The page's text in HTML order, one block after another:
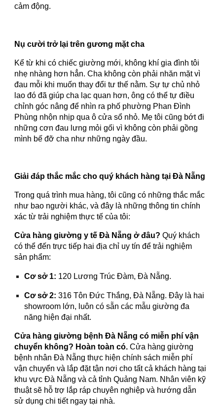
cảm động.
Nụ cười trở lại trên gương mặt cha
Kể từ khi có chiếc giường mới, không khí gia đình tôi
nhẹ nhàng hơn hẳn. Cha không còn phải nhăn mặt vì
đau mỗi khi muốn thay đổi tư thế nằm. Sự tự chủ nhỏ
lao đó đã giúp cha lạc quan hơn, ông có thể tự điều
chỉnh góc nâng để nhìn ra phố phường Phan Đình
Phùng nhộn nhịp qua ô cửa sổ nhỏ. Mẹ tôi cũng bớt đi
những cơn đau lưng mỏi gối vì không còn phải gồng
mình bế đỡ cha như những ngày đầu.
Giải đáp thắc mắc cho quý khách hàng tại Đà Nẵng
Trong quá trình mua hàng, tôi cũng có những thắc mắc
như bao người khác, và đây là những thông tin chính
xác từ trải nghiệm thực tế của tôi:
Cửa hàng giường y tế Đà Nẵng ở đâu? Quý khách
có thể đến trực tiếp hai địa chỉ uy tín để trải nghiệm
sản phẩm:
Cơ sở 1: 120 Lương Trúc Đàm, Đà Nẵng.
Cơ sở 2: 316 Tôn Đức Thắng, Đà Nẵng. Đây là hai
showroom lớn, luôn có sẵn các mẫu giường đa
năng hiện đại nhất.
Cửa hàng giường bệnh Đà Nẵng có miễn phí vận
chuyển không? Hoàn toàn có. Cửa hàng giường
bệnh nhân Đà Nẵng thực hiện chính sách miễn phí
vận chuyển và lắp đặt tận nơi cho tất cả khách hàng tại
khu vực Đà Nẵng và cả tỉnh Quảng Nam. Nhân viên kỹ
thuật sẽ hỗ trợ lắp ráp chuyên nghiệp và hướng dẫn
sử dụng chi tiết ngay tại nhà.